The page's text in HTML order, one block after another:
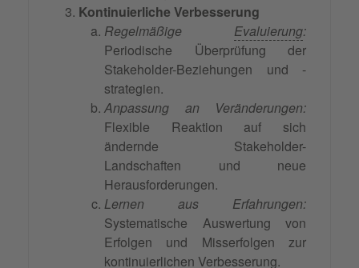
Kontinuierliche Verbesserung
Regelmäßige Evaluierung:
Periodische Überprüfung der
Stakeholder-Beziehungen und -
strategien.
Anpassung an Veränderungen:
Flexible Reaktion auf sich
ändernde Stakeholder-
Landschaften und neue
Herausforderungen.
Lernen aus Erfahrungen:
Systematische Auswertung von
Erfolgen und Misserfolgen zur
kontinuierlichen Verbesserung.